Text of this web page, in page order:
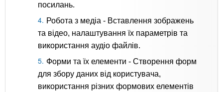
посилань.
Робота з медіа - Вставлення зображень
та відео, налаштування їх параметрів та
використання аудіо файлів.
Форми та їх елементи - Створення форм
для збору даних від користувача,
використання різних формових елементів